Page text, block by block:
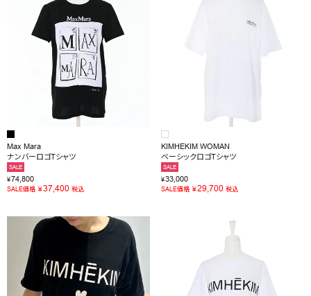
Max Mara
ナンバーロゴTシャツ
SALE
¥74,800
SALE価格 ¥37,400 税込
KIMHEKIM WOMAN
ベーシックロゴTシャツ
SALE
¥33,000
SALE価格 ¥29,700 税込